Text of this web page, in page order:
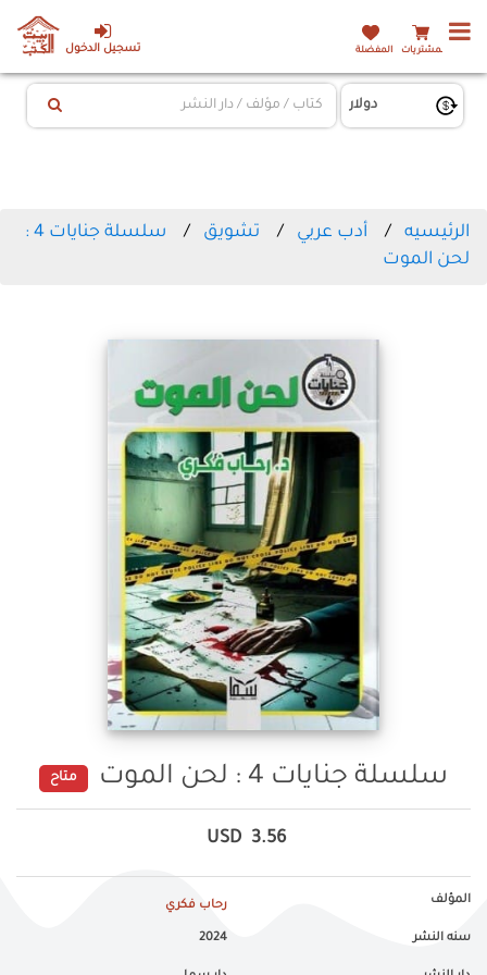
تسجيل الدخول المشتريات المفضلة
الرئيسيه أدب عربي تشويق
سلسلة جنايات 4 :
لحن الموت
سلسلة جنايات 4 : لحن الموت متاح
3.56
USD
المؤلف رحاب فكري
سنه النشر 2024